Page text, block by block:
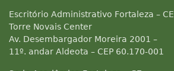
Escritório Administrativo Fortaleza – CE
Torre Novais Center
Av. Desembargador Moreira 2001 –
11º. andar Aldeota – CEP 60.170-001